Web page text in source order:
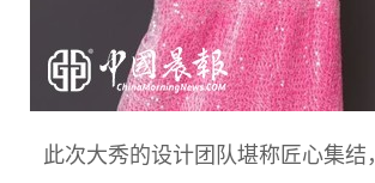
此次大秀的设计团队堪称匠心集